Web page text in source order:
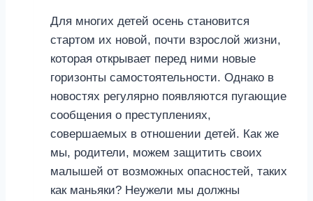
Для многих детей осень становится
стартом их новой, почти взрослой жизни,
которая открывает перед ними новые
горизонты самостоятельности. Однако в
новостях регулярно появляются пугающие
сообщения о преступлениях,
совершаемых в отношении детей. Как же
мы, родители, можем защитить своих
малышей от возможных опасностей, таких
как маньяки? Неужели мы должны